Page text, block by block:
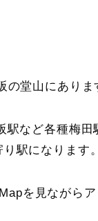
の堂山にありま
駅など各種梅田
駅になります。
を見ながら